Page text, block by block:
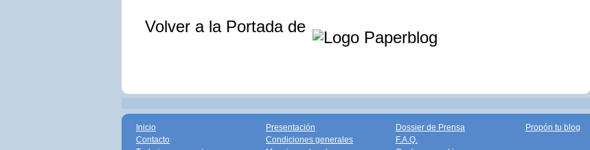
Volver a la Portada de
Inicio
Contacto
Presentación
Condiciones generales
Dossier de Prensa
F.A.Q.
Propón tu blog